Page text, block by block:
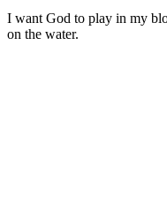
I want God to play in my
on the water.